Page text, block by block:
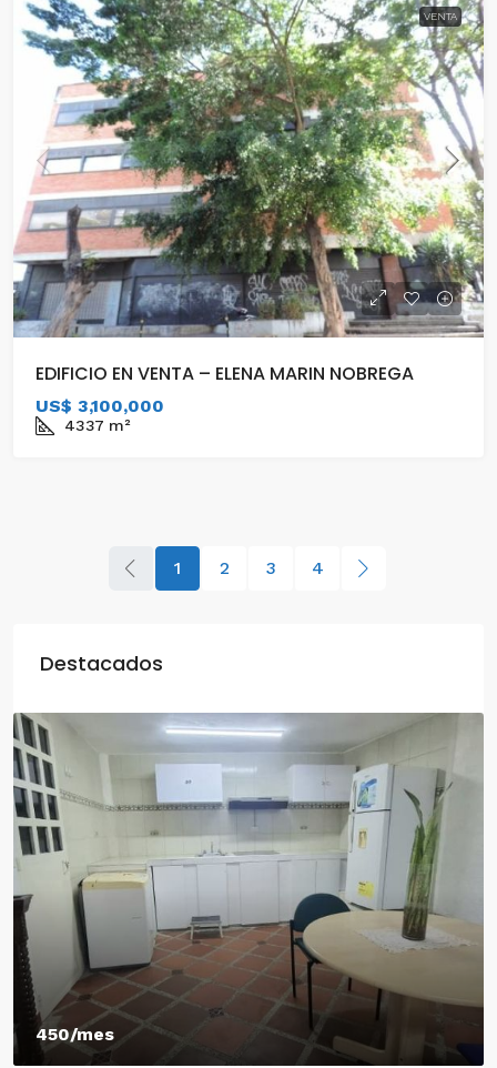
VENTA
EDIFICIO EN VENTA – ELENA MARIN NOBREGA
US$ 3,100,000
4337 m²
1 2 3 4
Destacados
450/mes